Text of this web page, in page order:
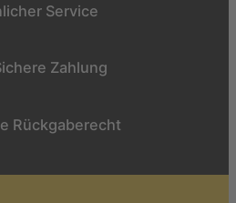
Service
Zahlung
Rückgaberecht